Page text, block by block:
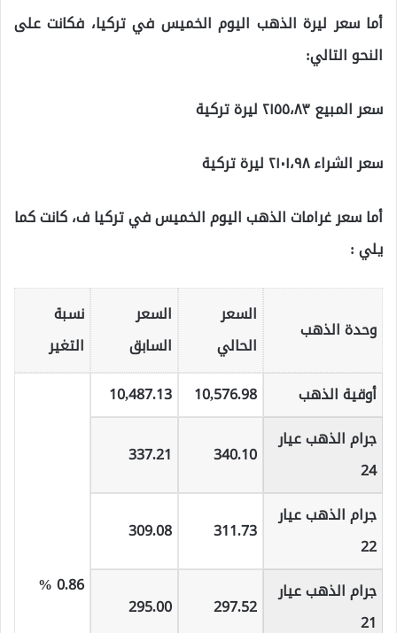
أما سعر ليرة الذهب اليوم الخميس في تركيا، فكانت على
النحو التالي:
سعر المبيع ٢١٥٥،٨٣ ليرة تركية
سعر الشراء ٢١٠١،٩٨ ليرة تركية
أما سعر غرامات الذهب اليوم الخميس في تركيا ف، كانت كما
يلي :
وحدة الذهب
السعر
الحالي
السعر
السابق
نسبة
التغير
أوقية الذهب
10,576.98
10,487.13
0.86 %
جرام الذهب عيار
24
340.10
337.21
جرام الذهب عيار
22
311.73
309.08
جرام الذهب عيار
21
297.52
295.00